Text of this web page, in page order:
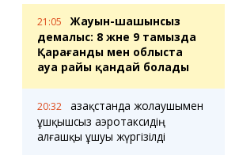
eTV
Ақпараттық
бюллетень
Тұлғалар
Сұхбат
«ЕШКА» блогері
Блогер лентасы
21:05
Жауын-шашынсыз
демалыс: 8 және 9 тамызда
Қарағанды мен облыста
ауа райы қандай болады
20:32
Қазақстанда жолаушымен
ұшқышсыз аэротаксидің
алғашқы ұшуы жүргізілді